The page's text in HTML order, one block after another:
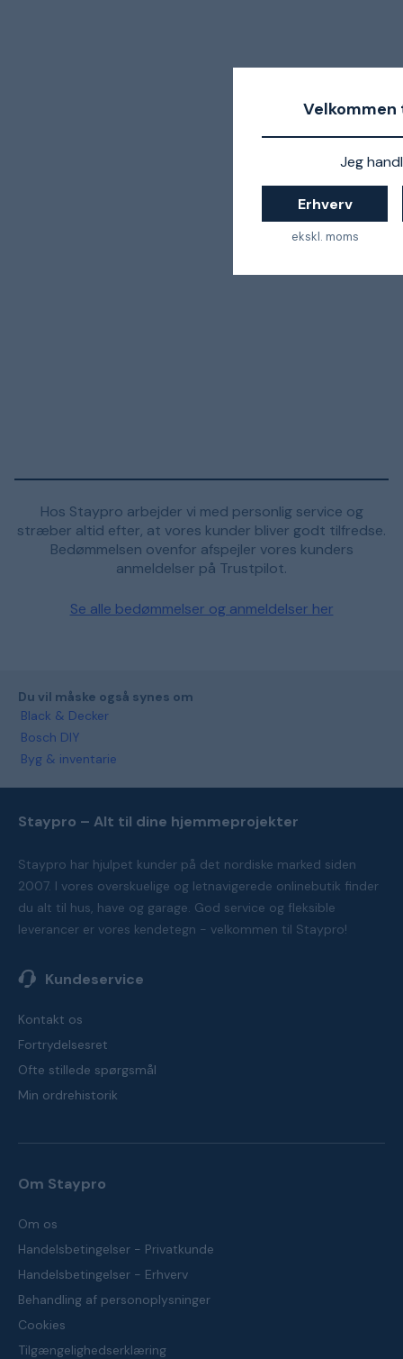
Jeg
Erhverv
ekskl. moms
Hos Staypro arbejder vi med personlig service og
stræber altid efter, at vores kunder bliver godt tilfredse.
Bedømmelsen ovenfor afspejler vores kunders
anmeldelser på Trustpilot.
Se alle bedømmelser og anmeldelser her
Du vil måske også synes om
Black & Decker
Bosch DIY
Byg & inventarie
Staypro – Alt til dine hjemmeprojekter
Staypro har hjulpet kunder på det nordiske marked siden
2007. I vores overskuelige og letnavigerede onlinebutik finder
du alt til hus, have og garage. God service og fleksible
leverancer er vores kendetegn - velkommen til Staypro!
Kundeservice
Kontakt os
Fortrydelsesret
Ofte stillede spørgsmål
Min ordrehistorik
Om Staypro
Om os
Handelsbetingelser - Privatkunde
Handelsbetingelser - Erhverv
Behandling af personoplysninger
Cookies
Tilgængelighedserklæring